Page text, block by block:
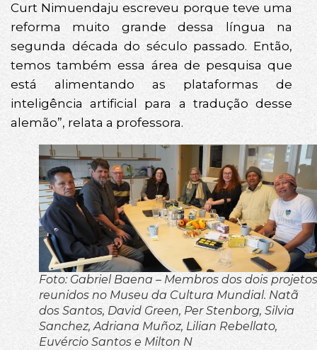
Curt Nimuendaju escreveu porque teve uma
reforma muito grande dessa língua na
segunda década do século passado. Então,
temos também essa área de pesquisa que
está alimentando as plataformas de
inteligência artificial para a tradução desse
alemão”, relata a professora.
Foto: Gabriel Baena – Membros dos dois projetos
reunidos no Museu da Cultura Mundial. Natã
dos Santos, David Green, Per Stenborg, Silvia
Sanchez, Adriana Muñoz, Lilian Rebellato,
Euvércio Santos e Milton N